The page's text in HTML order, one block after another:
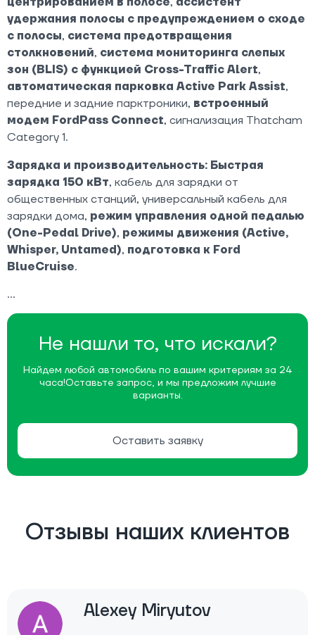
Не нашли то, что искали?
Найдем любой автомобиль по вашим критериям за 24
часа!Оставьте запрос, и мы предложим лучшие
варианты.
Оставить заявку
удержания полосы с предупреждением о сходе
с полосы, система предотвращения
столкновений, система мониторинга слепых
зон (BLIS) с функцией Cross-Traffic Alert,
автоматическая парковка Active Park Assist,
передние и задние парктроники, встроенный
модем FordPass Connect, сигнализация Thatcham
Category 1.
Зарядка и производительность: Быстрая
зарядка 150 кВт, кабель для зарядки от
общественных станций, универсальный кабель для
зарядки дома, режим управления одной педалью
(One-Pedal Drive), режимы движения (Active,
Whisper, Untamed), подготовка к Ford
BlueCruise.
Отзывы наших клиентов
Alexey Miryutov